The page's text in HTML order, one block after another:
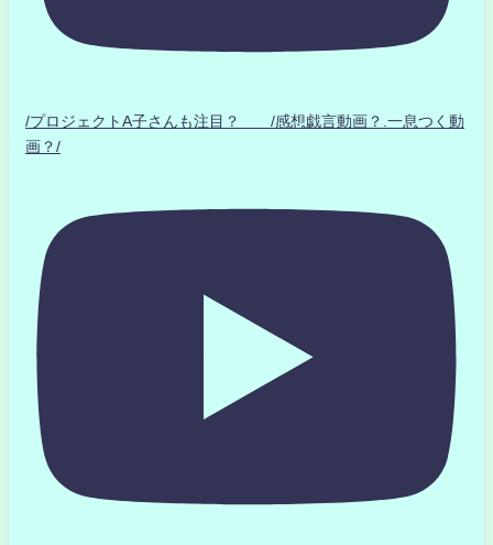
/プロジェクトA子さんも注目？ /感想戯言動画？.一息つく動
画？/